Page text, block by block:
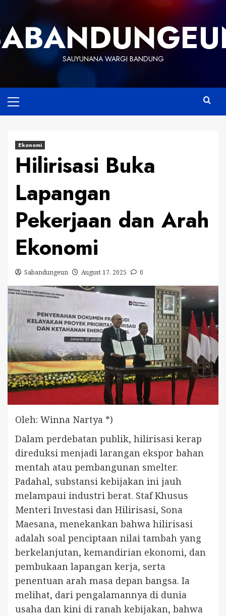
content
SAUYUNANA WARGI BANDUNG
Menu
Ekonomi
Hilirisasi Buka
Lapangan
Pekerjaan dan Arah
Ekonomi
Sabandungeun August 17, 2025 0
Oleh: Winna Nartya *)
Dalam perdebatan publik, hilirisasi kerap
direduksi menjadi larangan ekspor bahan
mentah atau pembangunan smelter.
Padahal, substansi kebijakan ini jauh
melampaui industri berat. Staf Khusus
Menteri Investasi dan Hilirisasi, Sona
Maesana, menekankan bahwa hilirisasi
adalah soal penciptaan nilai tambah yang
berkelanjutan, kemandirian ekonomi, dan
pembukaan lapangan kerja, serta
penentuan arah masa depan bangsa. Ia
melihat, dari pengalamannya di dunia
usaha dan kini di ranah kebijakan, bahwa